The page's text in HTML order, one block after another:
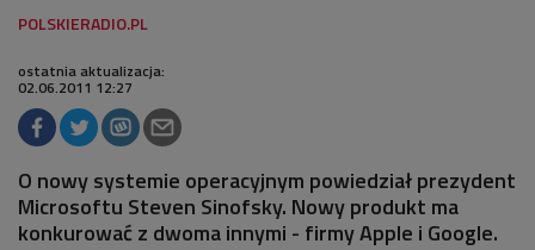
ostatnia aktualizacja:
02.06.2011 12:27
O nowy systemie operacyjnym powiedział prezydent
Microsoftu Steven Sinofsky. Nowy produkt ma
konkurować z dwoma innymi - firmy Apple i Google.